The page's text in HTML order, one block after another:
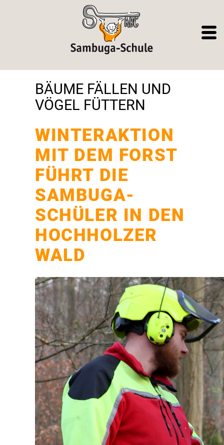
BÄUME FÄLLEN UND
VÖGEL FÜTTERN
WINTERAKTION
MIT DEM FORST
FÜHRT DIE
SAMBUGA-
SCHÜLER IN DEN
HOCHHOLZER
WALD